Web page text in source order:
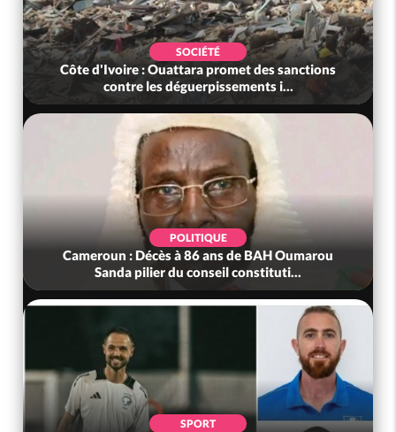
SOCIÉTÉ
Côte d'Ivoire : Ouattara promet des sanctions
contre les déguerpissements i...
POLITIQUE
Cameroun : Décès à 86 ans de BAH Oumarou
Sanda pilier du conseil constituti...
SPORT